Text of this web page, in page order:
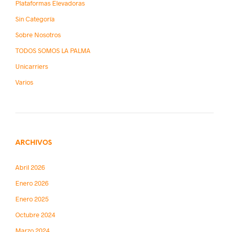
Plataformas Elevadoras
Sin Categoría
Sobre Nosotros
TODOS SOMOS LA PALMA
Unicarriers
Varios
ARCHIVOS
Abril 2026
Enero 2026
Enero 2025
Octubre 2024